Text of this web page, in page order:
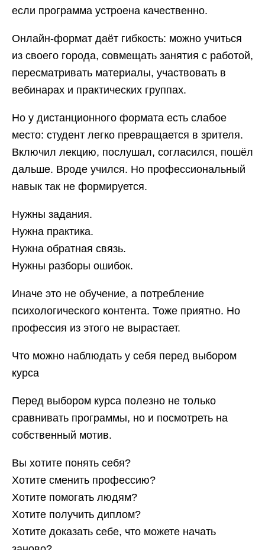
если программа устроена качественно.
Онлайн-формат даёт гибкость: можно учиться
из своего города, совмещать занятия с работой,
пересматривать материалы, участвовать в
вебинарах и практических группах.
Но у дистанционного формата есть слабое
место: студент легко превращается в зрителя.
Включил лекцию, послушал, согласился, пошёл
дальше. Вроде учился. Но профессиональный
навык так не формируется.
Нужны задания.
Нужна практика.
Нужна обратная связь.
Нужны разборы ошибок.
Иначе это не обучение, а потребление
психологического контента. Тоже приятно. Но
профессия из этого не вырастает.
Что можно наблюдать у себя перед выбором
курса
Перед выбором курса полезно не только
сравнивать программы, но и посмотреть на
собственный мотив.
Вы хотите понять себя?
Хотите сменить профессию?
Хотите помогать людям?
Хотите получить диплом?
Хотите доказать себе, что можете начать